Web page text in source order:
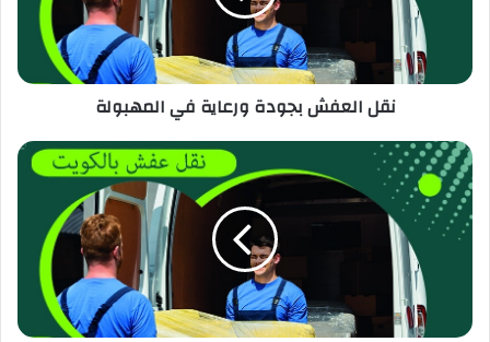
نقل العفش بجودة ورعاية في المهبولة